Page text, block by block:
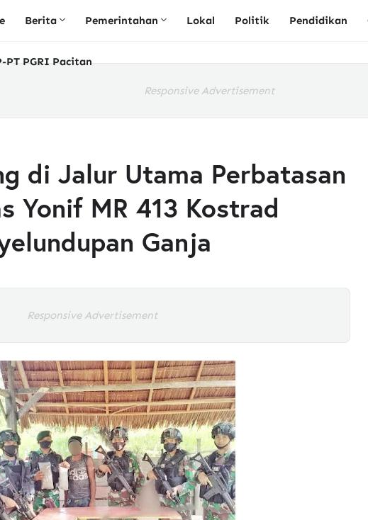
Berita Pemerintahan Lokal Politik Pendidikan
PT PGRI Pacitan
Responsive Advertisement
di Jalur Utama Perbatasan
Yonif MR 413 Kostrad
Ganja
Responsive Advertisement